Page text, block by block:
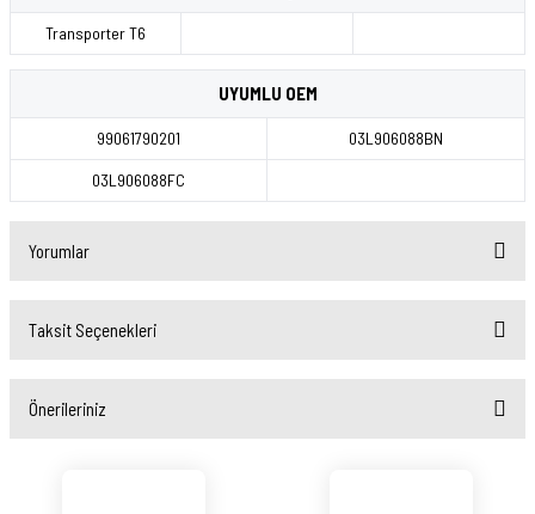
Transporter T6
UYUMLU OEM
99061790201 03L906088BN
03L906088FC
Yorumlar
Taksit Seçenekleri
Önerileriniz